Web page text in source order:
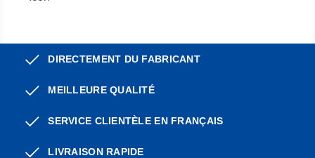
DIRECTEMENT DU FABRICANT
MEILLEURE QUALITÉ
SERVICE CLIENTÈLE EN FRANÇAIS
LIVRAISON RAPIDE